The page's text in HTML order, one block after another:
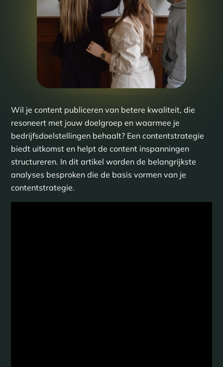
Wil je content publiceren van betere kwaliteit, die
resoneert met jouw doelgroep en waarmee je
bedrijfsdoelstellingen behaalt? Een contentstrategie
biedt uitkomst en helpt de content inspanningen
structureren. In dit artikel worden de belangrijkste
analyses besproken die de basis vormen van je
contentstrategie.